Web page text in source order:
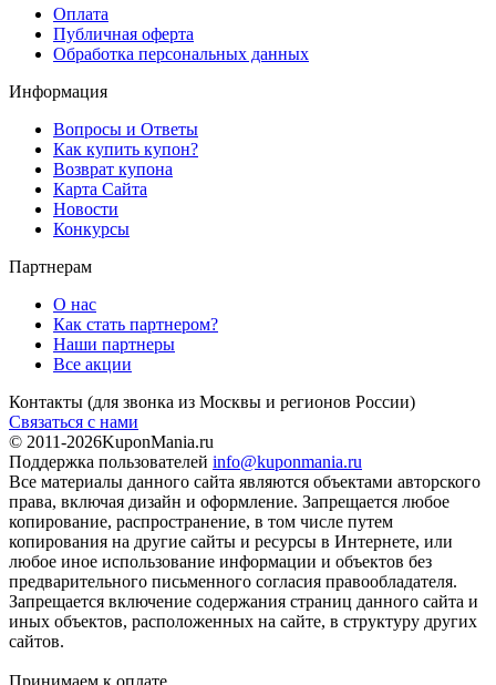
Оплата
Публичная оферта
Обработка персональных данных
Информация
Вопросы и Ответы
Как купить купон?
Возврат купона
Карта Сайта
Новости
Конкурсы
Партнерам
О нас
Как стать партнером?
Наши партнеры
Все акции
Контакты (для звонка из Москвы и регионов России)
Связаться с нами
© 2011-2026KuponMania.ru
Поддержка пользователей info@kuponmania.ru
Все материалы данного сайта являются объектами авторского
права, включая дизайн и оформление. Запрещается любое
копирование, распространение, в том числе путем
копирования на другие сайты и ресурсы в Интернете, или
любое иное использование информации и объектов без
предварительного письменного согласия правообладателя.
Запрещается включение содержания страниц данного сайта и
иных объектов, расположенных на сайте, в структуру других
сайтов.
Принимаем к оплате